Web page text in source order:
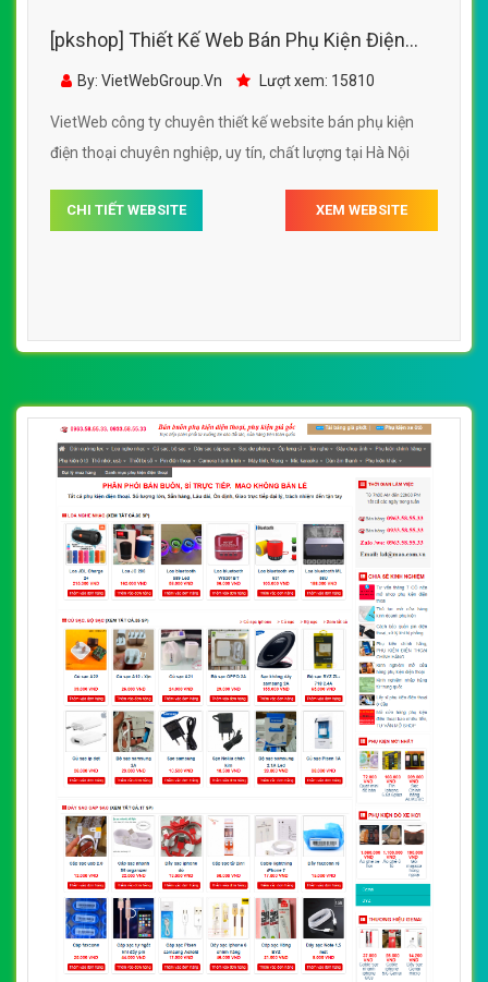
[pkshop] Thiết Kế Web Bán Phụ Kiện Điện
Thoại Hoàng Phát 360
By: VietWebGroup.Vn Lượt xem: 15810
VietWeb công ty chuyên thiết kế website bán phụ kiện
điện thoại chuyên nghiệp, uy tín, chất lượng tại Hà Nội
CHI TIẾT WEBSITE XEM WEBSITE